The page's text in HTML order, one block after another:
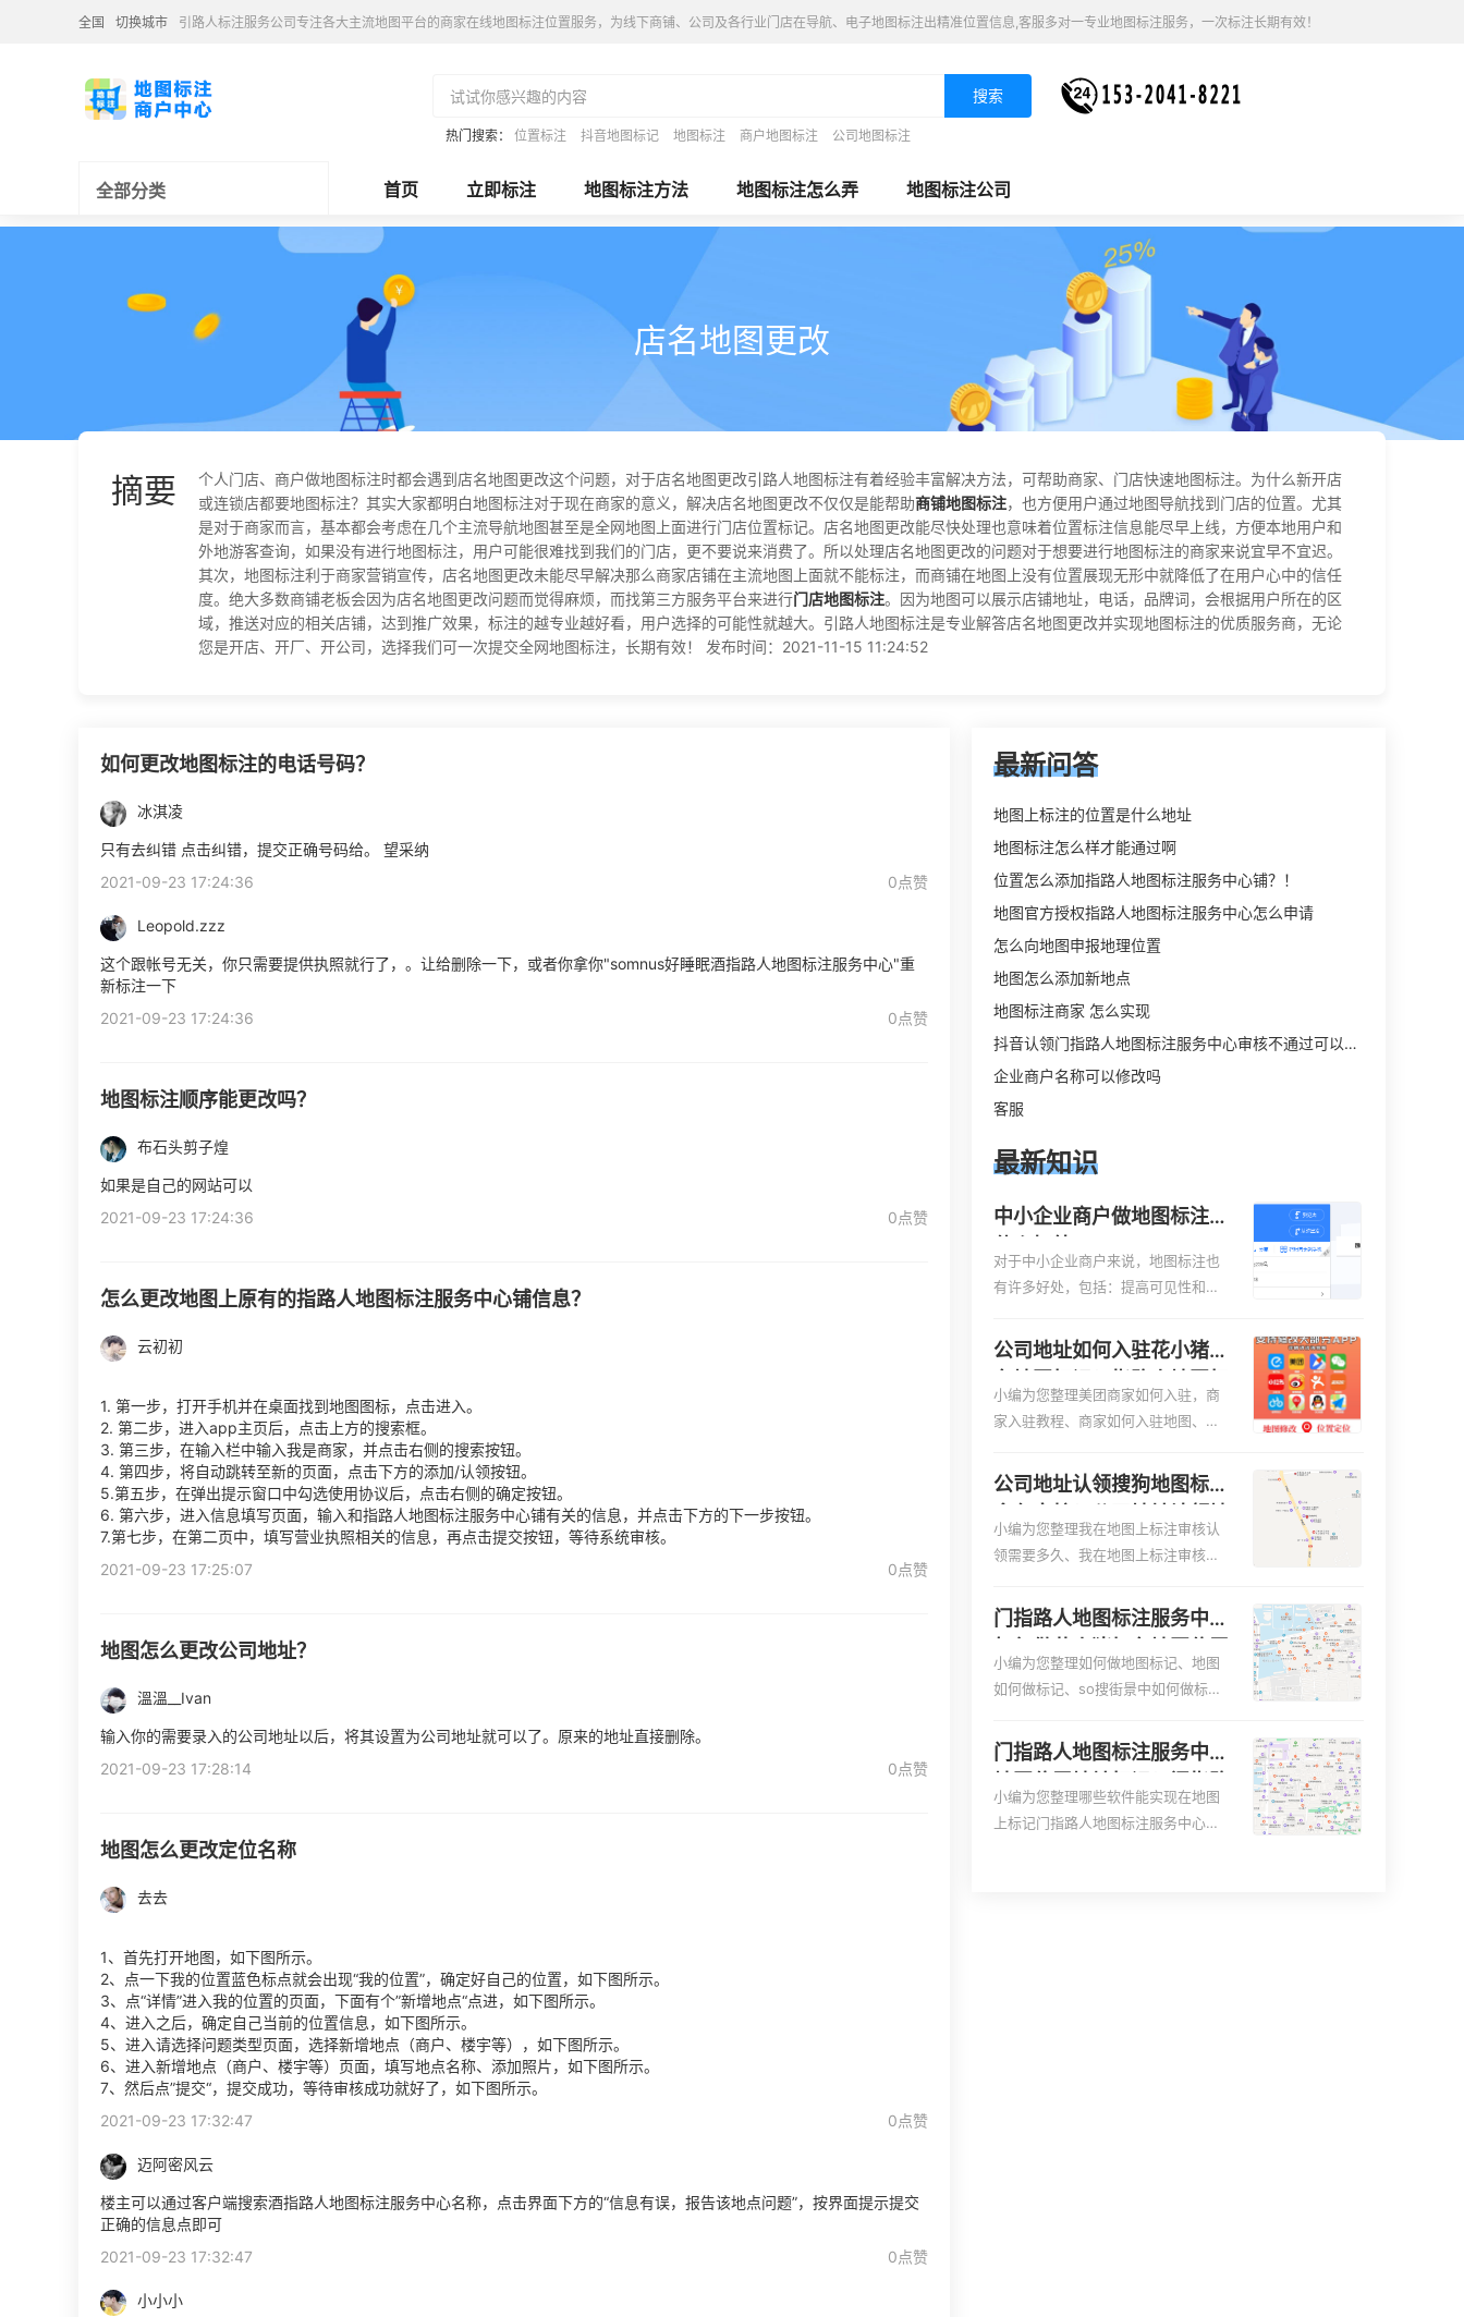
全国 切换城市 引路人标注服务公司专注各大主流地图平台的商家在线地图标注位置服务，为线下商铺、公司及各行业门店在导航、电子地图标注出精准位置信息,客服多对一专业地图标注服务，一次标注长期有效！
搜索
热门搜索： 位置标注 抖音地图标记 地图标注 商户地图标注 公司地图标注
全部分类 首页 立即标注 地图标注方法 地图标注怎么弄 地图标注公司
店名地图更改
摘要
个人门店、商户做地图标注时都会遇到店名地图更改这个问题，对于店名地图更改引路人地图标注有着经验丰富解决方法，可帮助商家、门店快速地图标注。为什么新开店
或连锁店都要地图标注？其实大家都明白地图标注对于现在商家的意义，解决店名地图更改不仅仅是能帮助商铺地图标注，也方便用户通过地图导航找到门店的位置。尤其
是对于商家而言，基本都会考虑在几个主流导航地图甚至是全网地图上面进行门店位置标记。店名地图更改能尽快处理也意味着位置标注信息能尽早上线，方便本地用户和
外地游客查询，如果没有进行地图标注，用户可能很难找到我们的门店，更不要说来消费了。所以处理店名地图更改的问题对于想要进行地图标注的商家来说宜早不宜迟。
其次，地图标注利于商家营销宣传，店名地图更改未能尽早解决那么商家店铺在主流地图上面就不能标注，而商铺在地图上没有位置展现无形中就降低了在用户心中的信任
度。绝大多数商铺老板会因为店名地图更改问题而觉得麻烦，而找第三方服务平台来进行门店地图标注。因为地图可以展示店铺地址，电话，品牌词，会根据用户所在的区
域，推送对应的相关店铺，达到推广效果，标注的越专业越好看，用户选择的可能性就越大。引路人地图标注是专业解答店名地图更改并实现地图标注的优质服务商，无论
您是开店、开厂、开公司，选择我们可一次提交全网地图标注，长期有效！ 发布时间：2021-11-15 11:24:52
如何更改地图标注的电话号码？
冰淇凌
只有去纠错 点击纠错，提交正确号码给。 望采纳
2021-09-23 17:24:36
0点赞
Leopold.zzz
这个跟帐号无关，你只需要提供执照就行了，。让给删除一下，或者你拿你"somnus好睡眠酒指路人地图标注服务中心"重
新标注一下
2021-09-23 17:24:36
0点赞
地图标注顺序能更改吗？
布石头剪子煌
如果是自己的网站可以
2021-09-23 17:24:36
0点赞
怎么更改地图上原有的指路人地图标注服务中心铺信息？
云初初
1. 第一步，打开手机并在桌面找到地图图标，点击进入。
2. 第二步，进入app主页后，点击上方的搜索框。
3. 第三步，在输入栏中输入我是商家，并点击右侧的搜索按钮。
4. 第四步，将自动跳转至新的页面，点击下方的添加/认领按钮。
5.第五步，在弹出提示窗口中勾选使用协议后，点击右侧的确定按钮。
6. 第六步，进入信息填写页面，输入和指路人地图标注服务中心铺有关的信息，并点击下方的下一步按钮。
7.第七步，在第二页中，填写营业执照相关的信息，再点击提交按钮，等待系统审核。
2021-09-23 17:25:07
0点赞
地图怎么更改公司地址？
溫溫__Ivan
输入你的需要录入的公司地址以后，将其设置为公司地址就可以了。原来的地址直接删除。
2021-09-23 17:28:14
0点赞
地图怎么更改定位名称
去去
1、首先打开地图，如下图所示。
2、点一下我的位置蓝色标点就会出现“我的位置”，确定好自己的位置，如下图所示。
3、点“详情”进入我的位置的页面，下面有个”新增地点“点进，如下图所示。
4、进入之后，确定自己当前的位置信息，如下图所示。
5、进入请选择问题类型页面，选择新增地点（商户、楼宇等），如下图所示。
6、进入新增地点（商户、楼宇等）页面，填写地点名称、添加照片，如下图所示。
7、然后点”提交“，提交成功，等待审核成功就好了，如下图所示。
2021-09-23 17:32:47
0点赞
迈阿密风云
楼主可以通过客户端搜索酒指路人地图标注服务中心名称，点击界面下方的“信息有误，报告该地点问题”，按界面提示提交
正确的信息点即可
2021-09-23 17:32:47
0点赞
小小小
最新问答
地图上标注的位置是什么地址
地图标注怎么样才能通过啊
位置怎么添加指路人地图标注服务中心铺？！
地图官方授权指路人地图标注服务中心怎么申请
怎么向地图申报地理位置
地图怎么添加新地点
地图标注商家 怎么实现
抖音认领门指路人地图标注服务中心审核不通过可以删除不
企业商户名称可以修改吗
客服
最新知识
中小企业商户做地图标注有
对于中小企业商户来说，地图标注也
有许多好处，包括：提高可见性和曝
置，可以增加商户的可见性和曝光
率。当潜在客户在地图上搜索相关服
务或产品时，能够快速找到标注的商
户位置，增加商户被发现的机会。方
更容易地找到商户的实际位置。特别
是对于新客户或不熟悉该地区的客户
来说，地图标注可以提供明确的导航
指引，减少客户的迷路和浪费时间的
实体指路人地图标注服务中心面的存
在。对于一些客户来说，实体指路人
地
公司地址如何入驻花小猪打
注服务中心铺如何入驻花小
小编为您整理美团商家如何入驻，商
家入驻教程、商家如何入驻地图、如
图、家政公司如何入驻美团相关地图
标注知识，详情可查看下方正文！
公司地址认领搜狗地图标注
图标注多久审核？
小编为您整理我在地图上标注审核认
领需要多久、我在地图上标注审核认
领需要多久i、我在地图上标注审核认
领需要多久Y、搜狗地图标注要多久才
显示相关地图标注知识，详情可查看
下方正文！
门指路人地图标注服务中心
标记？门指路人地图标注服
地址标记？
小编为您整理如何做地图标记、地图
如何做标记、so搜街景中如何做标
到门指路人地图标注服务中心办理手
续的吗、哪些软件能实现在地图上标
记门指路人地图标注服务中心位置相
关地图标注知识，详情可查看下方正
门指路人地图标注服务中心
人地图标注服务中心苹果地
小编为您整理哪些软件能实现在地图
上标记门指路人地图标注服务中心位